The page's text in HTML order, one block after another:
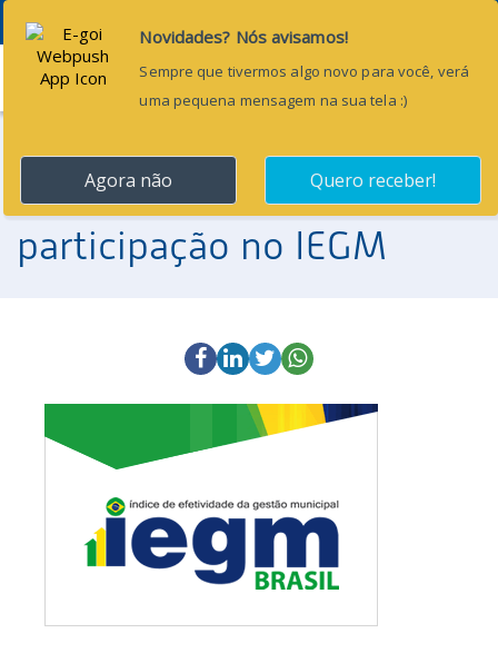
Menu
25 de agosto de 2016
Maranhão tem fraca
participação no IEGM